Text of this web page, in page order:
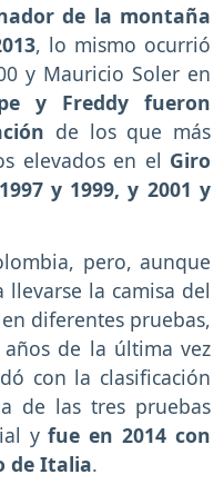
de la montaña
, lo mismo ocurrió
y Mauricio Soler en
y Freddy fueron
de los que más
elevados en el Giro
y 1999, y 2001 y
pero, aunque
llevarse la camisa del
diferentes pruebas,
de la última vez
con la clasificación
de las tres pruebas
yfue en 2014 con
de Italia.